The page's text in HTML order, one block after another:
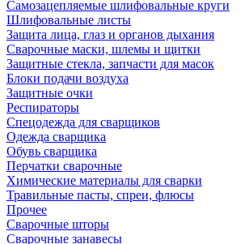
Самозацепляемые шлифовальные круги
Шлифовальные листы
Защита лица, глаз и органов дыхания
Сварочные маски, шлемы и щитки
Защитные стекла, запчасти для масок
Блоки подачи воздуха
Защитные очки
Респираторы
Спецодежда для сварщиков
Одежда сварщика
Обувь сварщика
Перчатки сварочные
Химические материалы для сварки
Травильные пасты, спреи, флюсы
Прочее
Сварочные шторы
Сварочные занавесы